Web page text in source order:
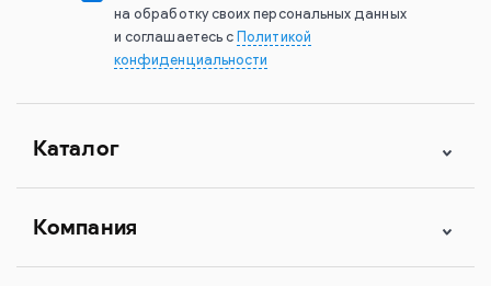
на обработку своих персональных данных
и соглашаетесь с Политикой
конфиденциальности
Каталог
Компания